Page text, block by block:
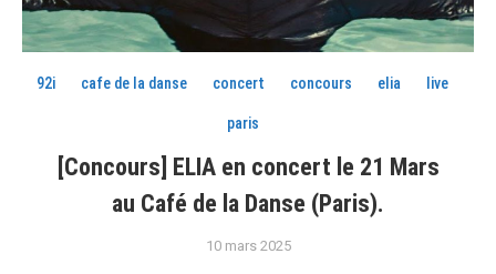
92i cafe de la danse concert concours elia live
paris
[Concours] ELIA en concert le 21 Mars
au Café de la Danse (Paris).
10 mars 2025